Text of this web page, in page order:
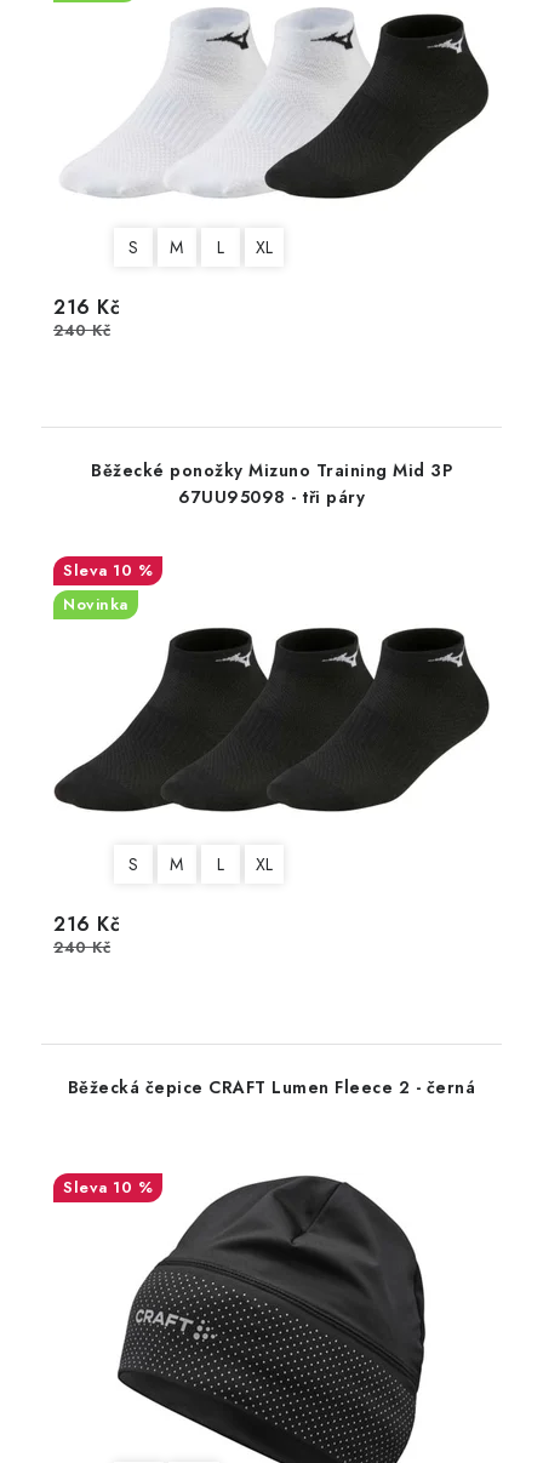
S M L XL
216 Kč
240 Kč
Běžecké ponožky Mizuno Training Mid 3P
67UU95098 - tři páry
10 %
Novinka
S M L XL
216 Kč
240 Kč
Běžecká čepice CRAFT Lumen Fleece 2 - černá
10 %